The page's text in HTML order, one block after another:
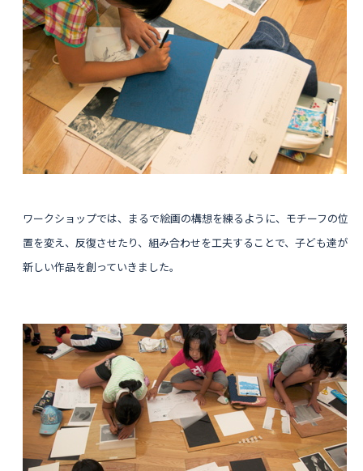
ワークショップでは、まるで絵画の構想を練るように、モチーフの位
置を変え、反復させたり、組み合わせを工夫することで、子ども達が
新しい作品を創っていきました。